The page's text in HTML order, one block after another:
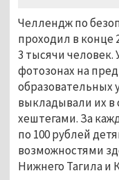
Челлендж по
проходил в конце
3 тысячи человек.
фотозонах на
образовательных
выкладывали их в
хештегами. За
по 100 рублей
возможностями
Нижнего Тагила и